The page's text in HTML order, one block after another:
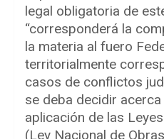
legal obligatoria de
“corresponderá la
la materia al fuero
territorialmente
casos de conflictos
se deba decidir
aplicación de las
(Ley Nacional de